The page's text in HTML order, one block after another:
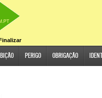
Perigo Obrigação